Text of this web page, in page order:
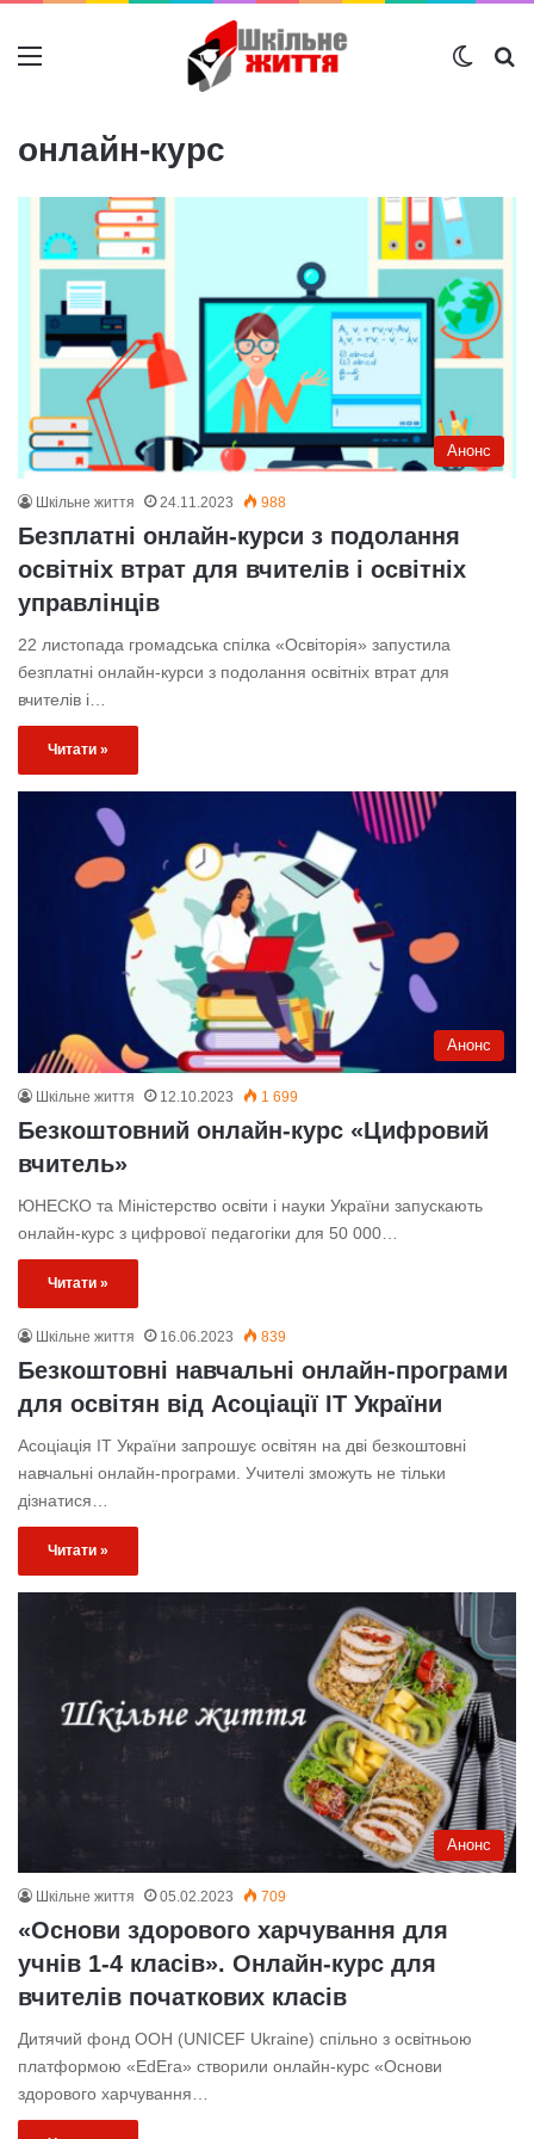
Меню
онлайн-курс
Анонс
Шкільне життя 24.11.2023 988
Безплатні онлайн-курси з подолання
освітніх втрат для вчителів і освітніх
управлінців
22 листопада громадська спілка «Освіторія» запустила
безплатні онлайн-курси з подолання освітніх втрат для
вчителів і…
Читати »
Анонс
Шкільне життя 12.10.2023 1 699
Безкоштовний онлайн-курс «Цифровий
вчитель»
ЮНЕСКО та Міністерство освіти і науки України запускають
онлайн-курс з цифрової педагогіки для 50 000…
Читати »
Шкільне життя 16.06.2023 839
Безкоштовні навчальні онлайн-програми
для освітян від Асоціації ІТ України
Асоціація ІТ України запрошує освітян на дві безкоштовні
навчальні онлайн-програми. Учителі зможуть не тільки
дізнатися…
Читати »
Анонс
Шкільне життя 05.02.2023 709
«Основи здорового харчування для
учнів 1⁠-4 класів». Онлайн-курс для
вчителів початкових класів
Дитячий фонд ООН (UNICEF Ukraine) спільно з освітньою
платформою «EdEra» створили онлайн-курс «Основи
здорового харчування…